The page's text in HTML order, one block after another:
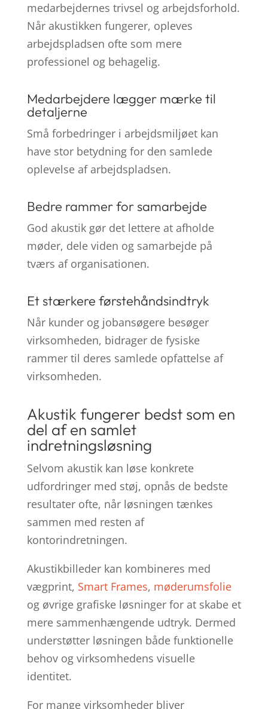
medarbejdernes trivsel og arbejdsforhold.
Når akustikken fungerer, opleves
arbejdspladsen ofte som mere
professionel og behagelig.
Medarbejdere lægger mærke til
detaljerne
Små forbedringer i arbejdsmiljøet kan
have stor betydning for den samlede
oplevelse af arbejdspladsen.
Bedre rammer for samarbejde
God akustik gør det lettere at afholde
møder, dele viden og samarbejde på
tværs af organisationen.
Et stærkere førstehåndsindtryk
Når kunder og jobansøgere besøger
virksomheden, bidrager de fysiske
rammer til deres samlede opfattelse af
virksomheden.
Akustik fungerer bedst som en
del af en samlet
indretningsløsning
Selvom akustik kan løse konkrete
udfordringer med støj, opnås de bedste
resultater ofte, når løsningen tænkes
sammen med resten af
kontorindretningen.
Akustikbilleder kan kombineres med
vægprint, Smart Frames, møderumsfolie
og øvrige grafiske løsninger for at skabe et
mere sammenhængende udtryk. Dermed
understøtter løsningen både funktionelle
behov og virksomhedens visuelle
identitet.
For mange virksomheder bliver